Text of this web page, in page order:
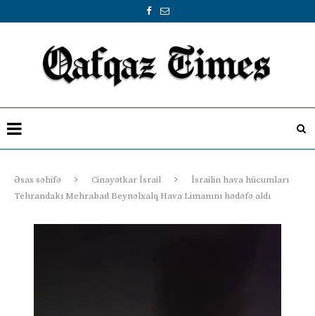
Əsas səhifə Cinayətkar İsrail
İsrailin hava hücumları
Tehrandakı Mehrabad Beynəlxalq Hava Limanını hədəfə aldı